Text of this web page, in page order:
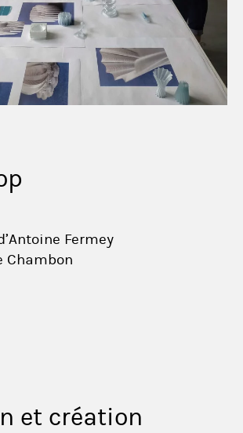
Fermey
Chambon
et création